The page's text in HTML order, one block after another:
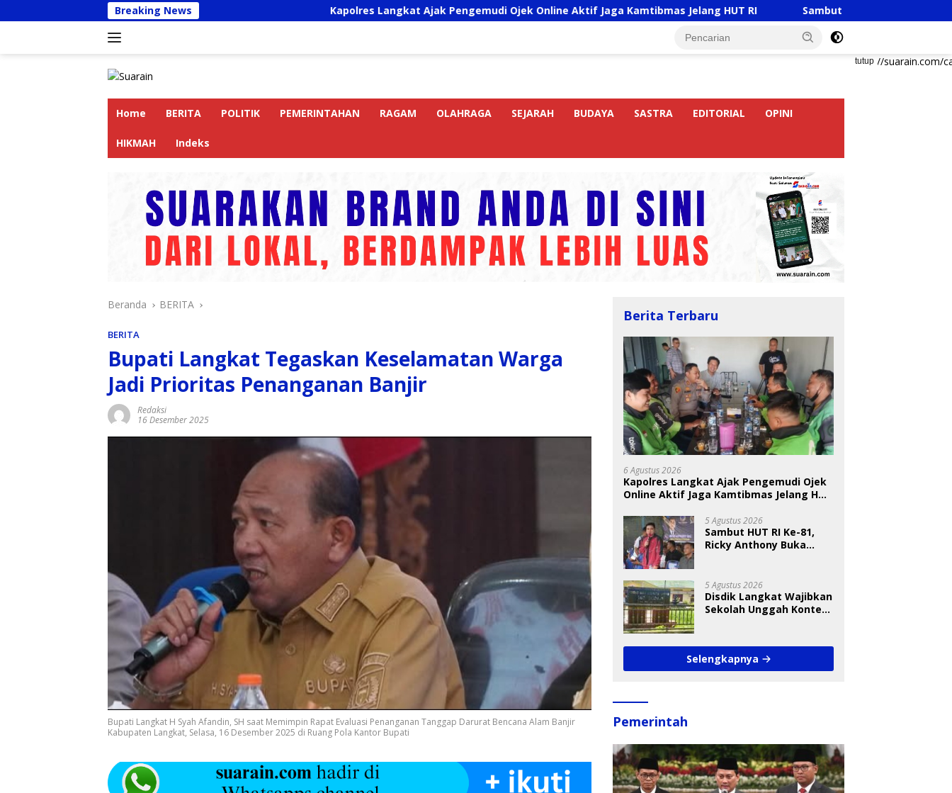
ke
Breaking News Kapolres Langkat Ajak Pengemudi Ojek Online Aktif Jaga Kamtibmas Jelang HUT RI Sambut HUT RI Ke-81, Ricky Anthony
tutup
https://suarain.com/
Home BERITA POLITIK PEMERINTAHAN RAGAM OLAHRAGA SEJARAH BUDAYA SASTRA EDITORIAL OPINI
HIKMAH Indeks
Beranda BERITA
BERITA
Bupati Langkat Tegaskan Keselamatan Warga
Jadi Prioritas Penanganan Banjir
Redaksi
16 Desember 2025
Bupati Langkat H Syah Afandin, SH saat Memimpin Rapat Evaluasi Penanganan Tanggap Darurat Bencana Alam Banjir
Kabupaten Langkat, Selasa, 16 Desember 2025 di Ruang Pola Kantor Bupati
Berita Terbaru
6 Agustus 2026
Kapolres Langkat Ajak Pengemudi Ojek
Online Aktif Jaga Kamtibmas Jelang HUT
5 Agustus 2026
Sambut HUT RI Ke-81,
Ricky Anthony Buka
5 Agustus 2026
Disdik Langkat Wajibkan
Sekolah Unggah Konten
Data Anak
Selengkapnya
Pemerintah